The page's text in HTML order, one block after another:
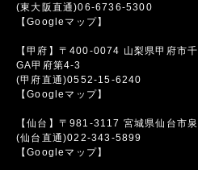
(東大阪直通)06-6736-5300
【Googleマップ】
【甲府】〒400-0074 山梨県甲府市
GA甲府第4-3
(甲府直通)0552-15-6240
【Googleマップ】
【仙台】〒981-3117 宮城県仙台市
(仙台直通)022-343-5899
【Googleマップ】